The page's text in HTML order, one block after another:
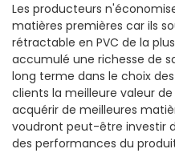
Les producteurs
matières premières car ils
rétractable en PVC de la
accumulé une richesse de
long terme dans le choix
clients la meilleure valeur
acquérir de meilleures
voudront peut-être investir
des performances du